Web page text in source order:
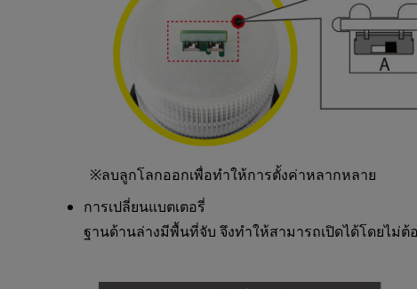
※ลบลูกโลกออกเพื่อทำให้การตั้งค่าหลากหลาย
การเปลี่ยนแบตเตอรี่
ฐานด้านล่างมีพื้นที่จับ จึงทำให้สามารถเปิดได้โดยไม่